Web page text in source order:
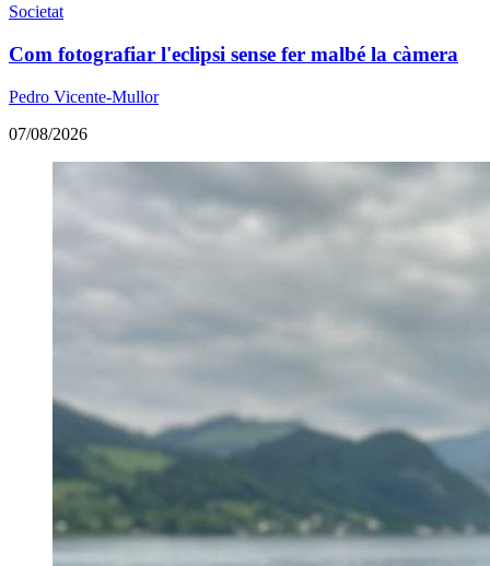
Societat
Com fotografiar l'eclipsi sense fer malbé la càmera
Pedro Vicente-Mullor
07/08/2026